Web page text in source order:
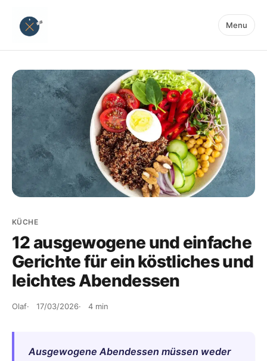
Menu
KÜCHE
12 ausgewogene und einfache
Gerichte für ein köstliches und
leichtes Abendessen
Olaf 17/03/2026 4 min
Ausgewogene Abendessen müssen weder